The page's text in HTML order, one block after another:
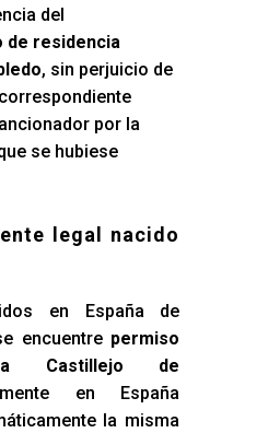
del
de residencia
, sin perjuicio de
por la
se hubiese
legal nacido
en España de
encuentre permiso
Castillejo de
en España
la misma